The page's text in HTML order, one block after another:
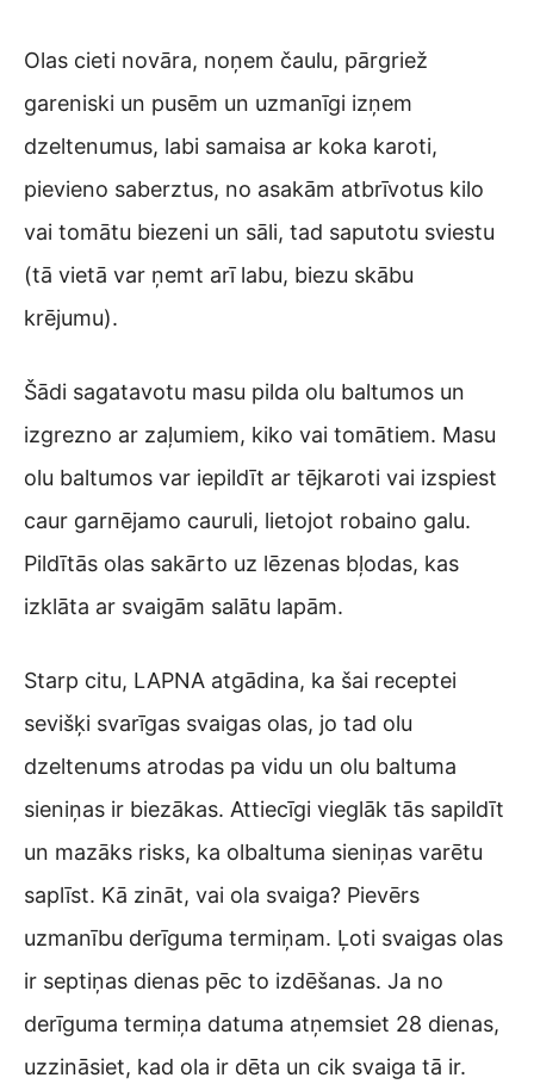
Olas cieti novāra, noņem čaulu, pārgriež
gareniski un pusēm un uzmanīgi izņem
dzeltenumus, labi samaisa ar koka karoti,
pievieno saberztus, no asakām atbrīvotus kilo
vai tomātu biezeni un sāli, tad saputotu sviestu
(tā vietā var ņemt arī labu, biezu skābu
krējumu).
Šādi sagatavotu masu pilda olu baltumos un
izgrezno ar zaļumiem, kiko vai tomātiem. Masu
olu baltumos var iepildīt ar tējkaroti vai izspiest
caur garnējamo cauruli, lietojot robaino galu.
Pildītās olas sakārto uz lēzenas bļodas, kas
izklāta ar svaigām salātu lapām.
Starp citu, LAPNA atgādina, ka šai receptei
sevišķi svarīgas svaigas olas, jo tad olu
dzeltenums atrodas pa vidu un olu baltuma
sieniņas ir biezākas. Attiecīgi vieglāk tās sapildīt
un mazāks risks, ka olbaltuma sieniņas varētu
saplīst. Kā zināt, vai ola svaiga? Pievērs
uzmanību derīguma termiņam. Ļoti svaigas olas
ir septiņas dienas pēc to izdēšanas. Ja no
derīguma termiņa datuma atņemsiet 28 dienas,
uzzināsiet, kad ola ir dēta un cik svaiga tā ir.